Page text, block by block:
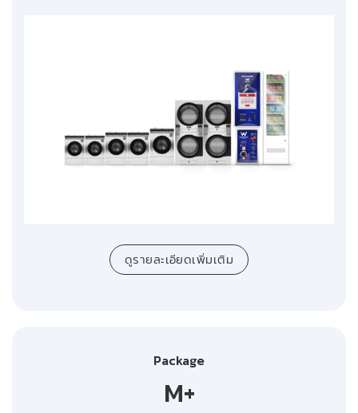
ดูรายละเอียดเพิ่มเติม
Package
M+